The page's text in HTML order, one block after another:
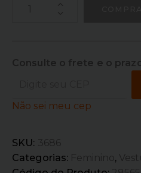
Consulte o frete e o
Não sei meu cep
SKU: 3686
Categorias: Feminino ,